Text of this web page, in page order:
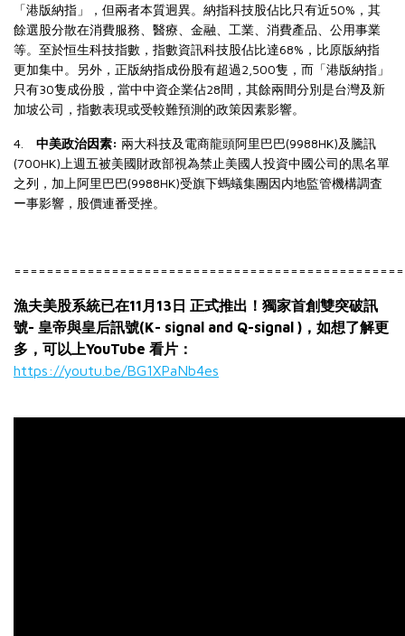
「港版納指」，但兩者本質迥異。納指科技股佔比只有近50% ，其
餘選股分散在消費服務、醫療、金融、工業、消費產品、公用事業
等。至於恒生科技指數，指數資訊科技股佔比達68% ，比原版納指
更加集中。另外，正版納指成份股有超過2,500隻，而「港版納指」
只有30隻成份股，當中中資企業佔28間，其餘兩間分別是台灣及新
加坡公司，指數表現或受較難預測的政策因素影響。
4. 中美政治因素: 兩大科技及電商龍頭阿里巴巴(9988HK)及騰訊
(700HK) 上週五被美國財政部視為禁止美國人投資中國公司的黒名單
之列，加上阿里巴巴(9988HK)受旗下螞蟻集團因内地監管機構調査
ー事影響，股價連番受挫。
漁夫美股系統已在11月13日 正式推出！獨家首創雙突破訊
號- 皇帝與皇后訊號(K- signal and Q-signal ) ，如想了解更
多，可以上YouTube 看片：
https://youtu.be/BG1XPaNb4es